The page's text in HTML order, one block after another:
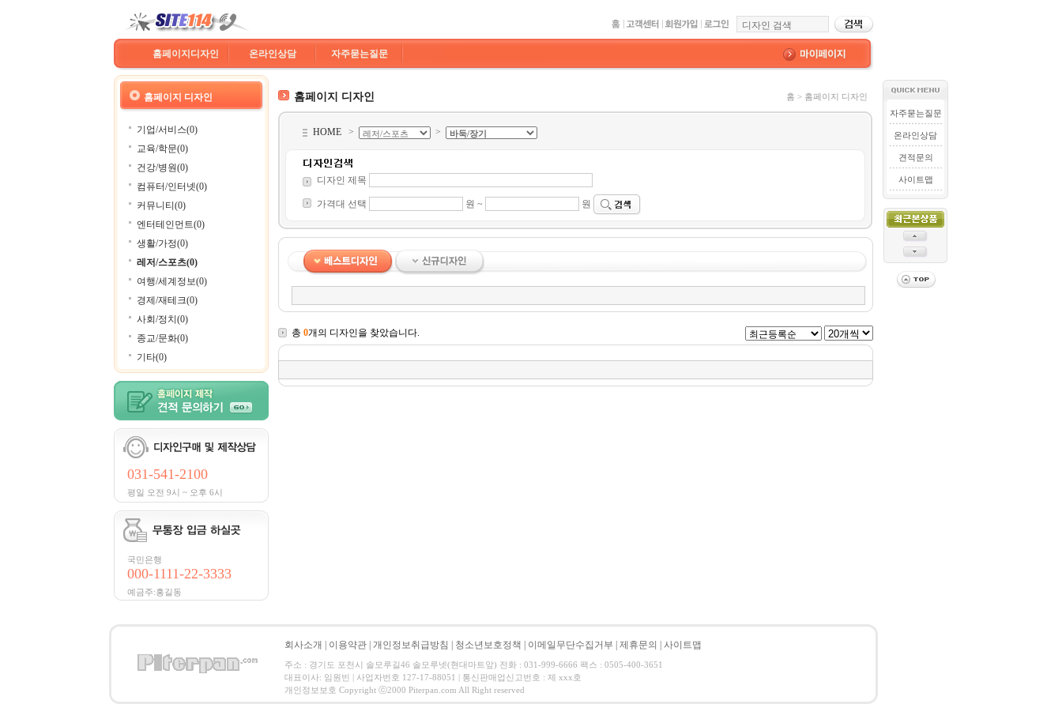
홈페이지디자인 온라인상담 자주묻는질문
홈페이지 디자인
기업/서비스(0)
교육/학문(0)
건강/병원(0)
컴퓨터/인터넷(0)
커뮤니티(0)
엔터테인먼트(0)
생활/가정(0)
레저/스포츠(0)
여행/세계정보(0)
경제/재테크(0)
사회/정치(0)
종교/문화(0)
기타(0)
031-541-2100
평일 오전 9시 ~ 오후 6시
국민은행
000-1111-22-3333
예금주:홍길동
홈페이지 디자인 홈 > 홈페이지 디자인
HOME > >
디자인 제목
가격대 선택 원 ~ 원
총 0개의 디자인을 찾았습니다.
자주묻는질문
온라인상담
견적문의
사이트맵
회사소개 이용약관 개인정보취급방침 청소년보호정책 이메일무단수집거부 제휴문의 사이트맵
주소 : 경기도 포천시 솔모루길46 솔모루넷(현대마트앞) 전화 : 031-999-6666 팩스 : 0505-400-3651
대표이사: 임원빈 | 사업자번호 127-17-88051 | 통신판매업신고번호 : 제 xxx호
개인정보보호 Copyright ⓒ2000 Piterpan.com All Right reserved